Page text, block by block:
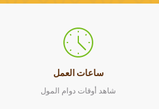
ساعات العمل
شاهد أوقات دوام المول